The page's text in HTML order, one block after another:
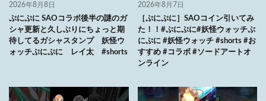
2026年8月8日
ぷにぷに SAOコラボ後半の謎のガ
シャ更新と久しぶりにちょっと期
待してるガシャスタンプ 妖怪ウ
ォッチぷにぷに レイ太 #shorts
2026年8月7日
［ぷにぷに］SAOコイン引いてみ
た！！#ぷにぷに#妖怪ウォッチぷ
にぷに #妖怪ウォッチ #shorts #お
すすめ #コラボ #ソードアートオ
ンライン